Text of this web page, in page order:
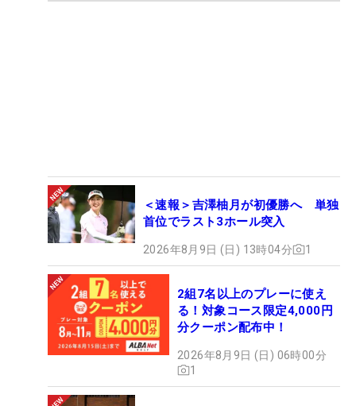
＜速報＞吉澤柚月が初優勝へ 単独
首位でラスト3ホール突入
2026年8月9日 (日) 13時04分 1
2組7名以上のプレーに使え
る！対象コース限定4,000円
分クーポン配布中！
2026年8月9日 (日) 06時00分
1